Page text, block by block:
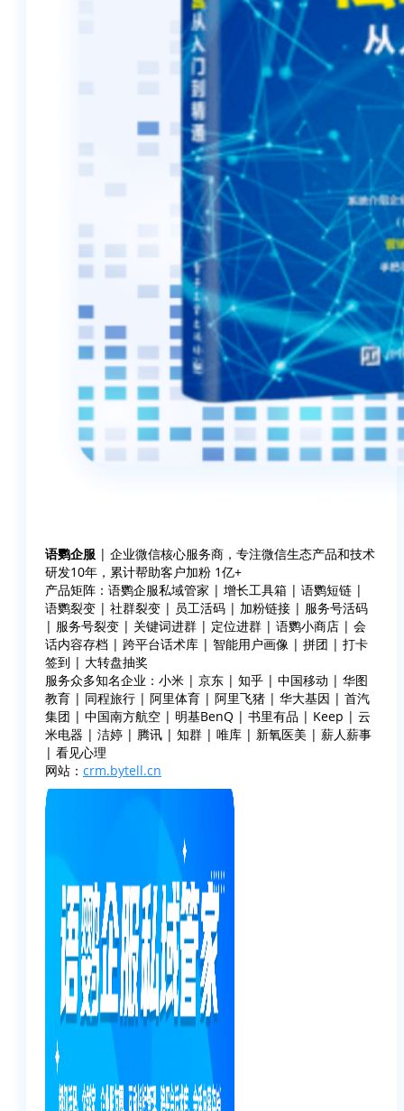
语鹦企服 | 企业微信核心服务商，专注微信生态产品和技术
研发10年，累计帮助客户加粉 1亿+
产品矩阵：语鹦企服私域管家 | 增长工具箱 | 语鹦短链 |
语鹦裂变 | 社群裂变 | 员工活码 | 加粉链接 | 服务号活码
| 服务号裂变 | 关键词进群 | 定位进群 | 语鹦小商店 | 会
话内容存档 | 跨平台话术库 | 智能用户画像 | 拼团 | 打卡
签到 | 大转盘抽奖
服务众多知名企业：小米 | 京东 | 知乎 | 中国移动 | 华图
教育 | 同程旅行 | 阿里体育 | 阿里飞猪 | 华大基因 | 首汽
集团 | 中国南方航空 | 明基BenQ | 书里有品 | Keep | 云
米电器 | 洁婷 | 腾讯 | 知群 | 唯库 | 新氧医美 | 薪人薪事
| 看见心理
网站： crm.bytell.cn